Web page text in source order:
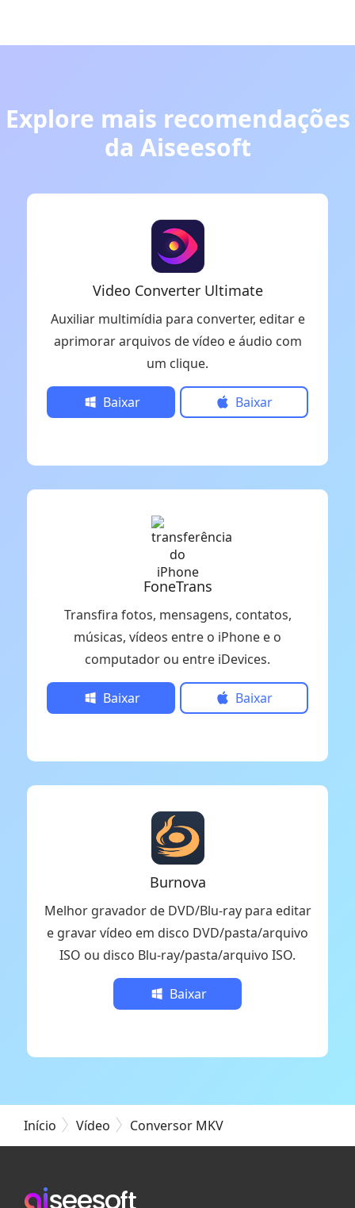
Explore mais recomendações
da Aiseesoft
Video Converter Ultimate
Auxiliar multimídia para converter, editar e
aprimorar arquivos de vídeo e áudio com
um clique.
Baixar Baixar
FoneTrans
Transfira fotos, mensagens, contatos,
músicas, vídeos entre o iPhone e o
computador ou entre iDevices.
Baixar Baixar
Burnova
Melhor gravador de DVD/Blu-ray para editar
e gravar vídeo em disco DVD/pasta/arquivo
ISO ou disco Blu-ray/pasta/arquivo ISO.
Baixar
Início Vídeo Conversor MKV